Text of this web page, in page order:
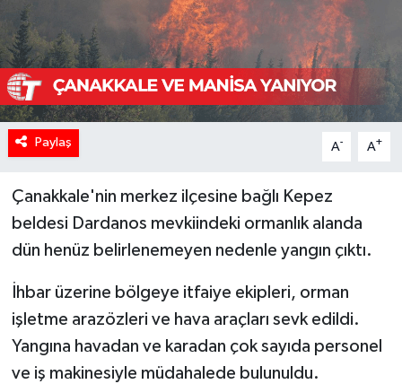
Paylaş A- A+
Çanakkale'nin merkez ilçesine bağlı Kepez
beldesi Dardanos mevkiindeki ormanlık alanda
dün henüz belirlenemeyen nedenle yangın çıktı.
İhbar üzerine bölgeye itfaiye ekipleri, orman
işletme arazözleri ve hava araçları sevk edildi.
Yangına havadan ve karadan çok sayıda personel
ve iş makinesiyle müdahalede bulunuldu.